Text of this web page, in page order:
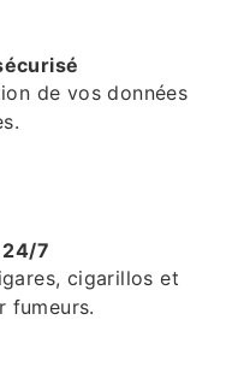
de vos données
24/7
cigarillos et
fumeurs.